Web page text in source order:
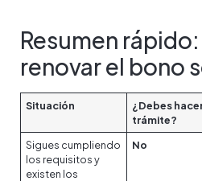
Resumen
renovar el bono
Situación
¿Debes
trámite?
Sigues cumpliendo
los requisitos y
existen los
No